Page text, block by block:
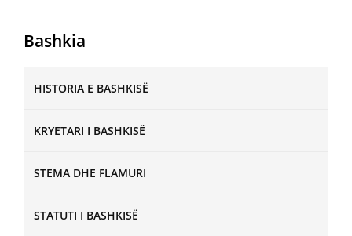
Bashkia
HISTORIA E BASHKISË
KRYETARI I BASHKISË
STEMA DHE FLAMURI
STATUTI I BASHKISË